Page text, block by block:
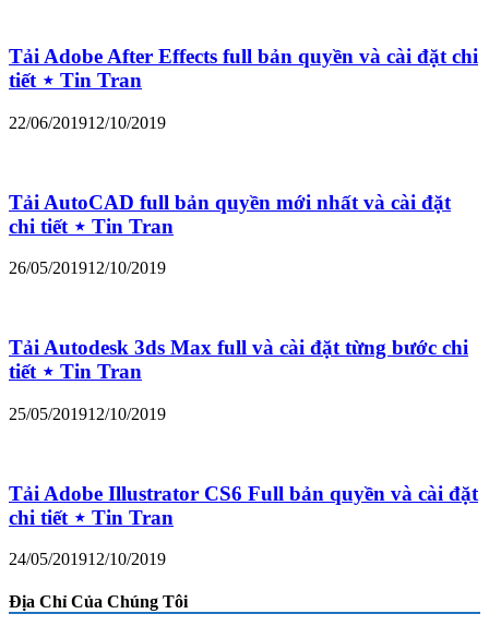
Tải Adobe After Effects full bản quyền và cài đặt chi
tiết ⋆ Tin Tran
22/06/201912/10/2019
Tải AutoCAD full bản quyền mới nhất và cài đặt
chi tiết ⋆ Tin Tran
26/05/201912/10/2019
Tải Autodesk 3ds Max full và cài đặt từng bước chi
tiết ⋆ Tin Tran
25/05/201912/10/2019
Tải Adobe Illustrator CS6 Full bản quyền và cài đặt
chi tiết ⋆ Tin Tran
24/05/201912/10/2019
Địa Chỉ Của Chúng Tôi